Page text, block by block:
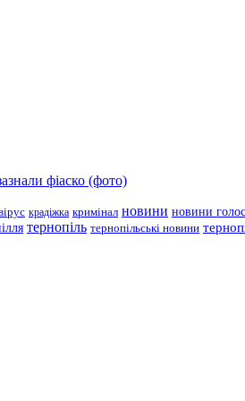
фіаско (фото)
крадіжка кримінал новини новини голос
тернопіль тернопільські новини